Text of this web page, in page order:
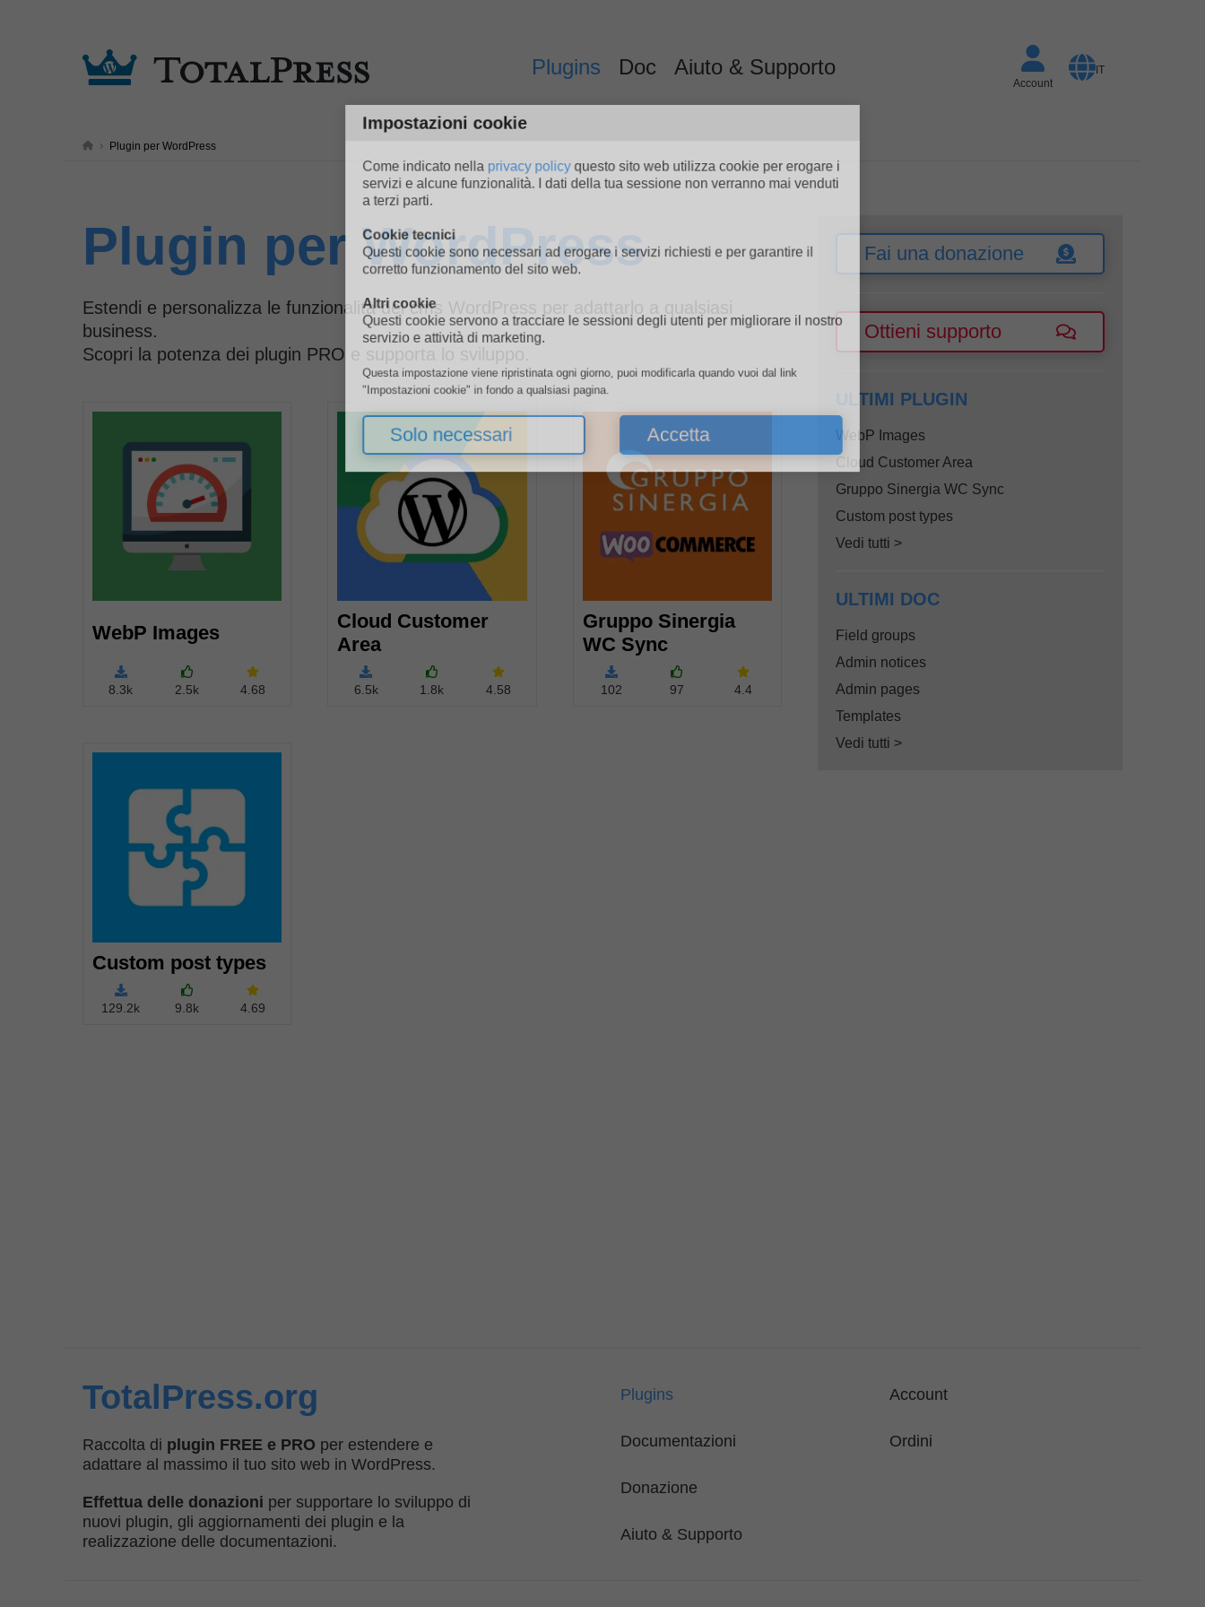
Plugins Doc Aiuto & Supporto
Account
IT
Plugin per WordPress
Plugin per WordPress
Estendi e personalizza le funzionalità del cms WordPress per adattarlo a qualsiasi
business.
Scopri la potenza dei plugin PRO e supporta lo sviluppo.
WebP Images
8.3k 2.5k 4.68
Cloud Customer
Area
6.5k 1.8k 4.58
Gruppo Sinergia
WC Sync
102 97 4.4
Custom post types
129.2k 9.8k 4.69
Fai una donazione
Ottieni supporto
ULTIMI PLUGIN
WebP Images
Cloud Customer Area
Gruppo Sinergia WC Sync
Custom post types
Vedi tutti >
ULTIMI DOC
Field groups
Admin notices
Admin pages
Templates
Vedi tutti >
TotalPress.org
Raccolta di plugin FREE e PRO per estendere e
adattare al massimo il tuo sito web in WordPress.
Effettua delle donazioni per supportare lo sviluppo di
nuovi plugin, gli aggiornamenti dei plugin e la
realizzazione delle documentazioni.
Plugins
Documentazioni
Donazione
Aiuto & Supporto
Account
Ordini
servizi e alcune funzionalità. I dati della tua sessione non verranno mai venduti
a terzi parti.
Questi cookie sono necessari ad erogare i servizi richiesti e per garantire il
corretto funzionamento del sito web.
Questi cookie servono a tracciare le sessioni degli utenti per migliorare il nostro
servizio e attività di marketing.
Questa impostazione viene ripristinata ogni giorno, puoi modificarla quando vuoi dal link
"Impostazioni cookie" in fondo a qualsiasi pagina.
Solo necessari Accetta
ENGLISH